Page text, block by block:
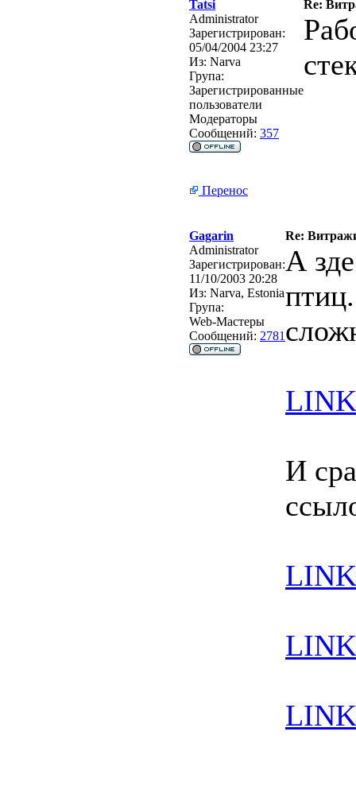
Tatsi
Re:
Administrator
Зарегистрирован:
05/04/2004 23:27
Из: Narva
Група:
Зарегистрированные
пользователи
Модераторы
Сообщений: 357
Перенос
Gagarin
Re:
Administrator
Зарегистрирован:
11/10/2003 20:28
Из: Narva, Estonia
Група:
Web-Мастеры
Сообщений: 2781
А
И